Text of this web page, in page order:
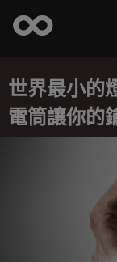
世界最小的
電筒讓你的